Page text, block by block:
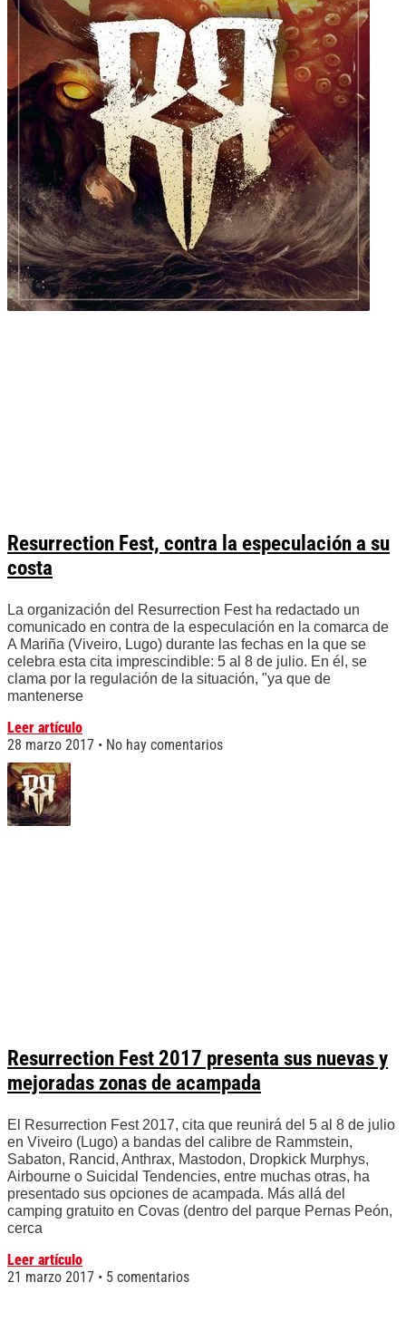
Resurrection Fest, contra la especulación a su
costa
La organización del Resurrection Fest ha redactado un
comunicado en contra de la especulación en la comarca de
A Mariña (Viveiro, Lugo) durante las fechas en la que se
celebra esta cita imprescindible: 5 al 8 de julio. En él, se
clama por la regulación de la situación, "ya que de
mantenerse
Leer artículo
28 marzo 2017
No hay comentarios
Resurrection Fest 2017 presenta sus nuevas y
mejoradas zonas de acampada
El Resurrection Fest 2017, cita que reunirá del 5 al 8 de julio
en Viveiro (Lugo) a bandas del calibre de Rammstein,
Sabaton, Rancid, Anthrax, Mastodon, Dropkick Murphys,
Airbourne o Suicidal Tendencies, entre muchas otras, ha
presentado sus opciones de acampada. Más allá del
camping gratuito en Covas (dentro del parque Pernas Peón,
cerca
Leer artículo
21 marzo 2017
5 comentarios